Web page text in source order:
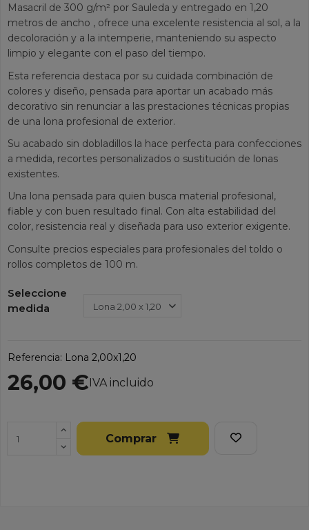
Masacril de 300 g/m² por Sauleda y entregado en 1,20
metros de ancho , ofrece una excelente resistencia al sol, a la
decoloración y a la intemperie, manteniendo su aspecto
limpio y elegante con el paso del tiempo.
Esta referencia destaca por su cuidada combinación de
colores y diseño, pensada para aportar un acabado más
decorativo sin renunciar a las prestaciones técnicas propias
de una lona profesional de exterior.
Su acabado sin dobladillos la hace perfecta para confecciones
a medida, recortes personalizados o sustitución de lonas
existentes.
Una lona pensada para quien busca material profesional,
fiable y con buen resultado final. Con alta estabilidad del
color, resistencia real y diseñada para uso exterior exigente.
Consulte precios especiales para profesionales del toldo o
rollos completos de 100 m.
Seleccione
medida
Referencia: Lona 2,00x1,20
26,00 € IVA incluido
Comprar